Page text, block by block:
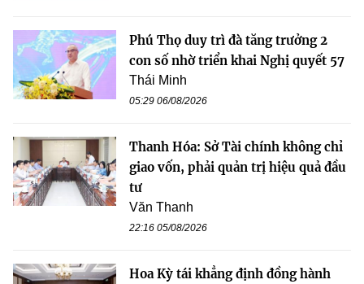
Phú Thọ duy trì đà tăng trưởng 2
con số nhờ triển khai Nghị quyết 57
Thái Minh
05:29 06/08/2026
Thanh Hóa: Sở Tài chính không chỉ
giao vốn, phải quản trị hiệu quả đầu
tư
Văn Thanh
22:16 05/08/2026
Hoa Kỳ tái khẳng định đồng hành